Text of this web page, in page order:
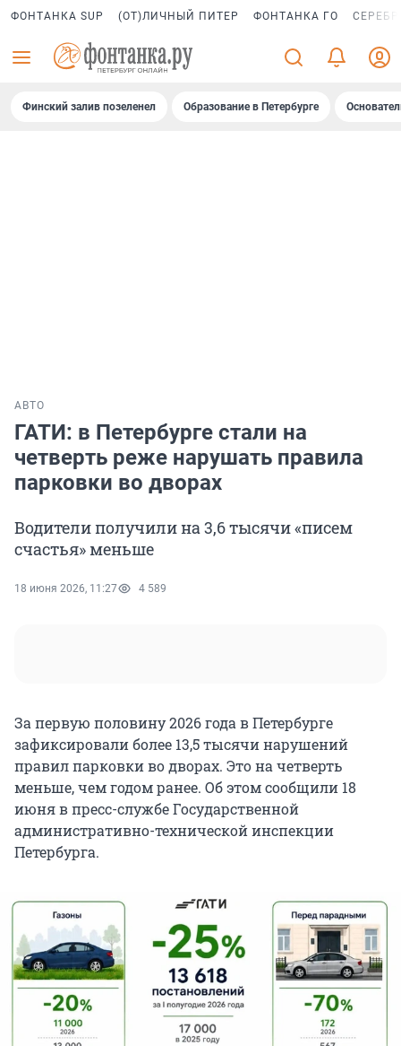
ФОНТАНКА SUP (ОТ)ЛИЧНЫЙ ПИТЕР ФОНТАНКА ГО
Финский залив позеленел Образование в Петербурге
АВТО
ГАТИ: в Петербурге стали на
четверть реже нарушать правила
парковки во дворах
Водители получили на 3,6 тысячи «писем
счастья» меньше
18 июня 2026, 11:27 4 589
За первую половину 2026 года в Петербурге
зафиксировали более 13,5 тысячи нарушений
правил парковки во дворах. Это на четверть
меньше, чем годом ранее. Об этом сообщили 18
июня в пресс-службе Государственной
административно-технической инспекции
Петербурга.